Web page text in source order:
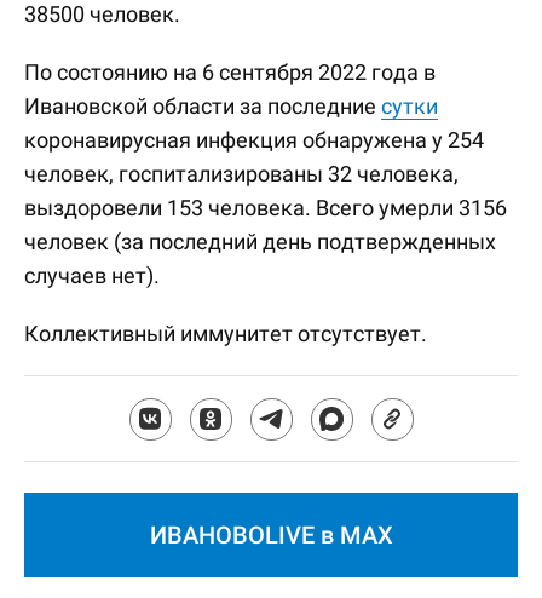
38500 человек.
По состоянию на 6 сентября 2022 года в
Ивановской области за последние сутки
коронавирусная инфекция обнаружена у 254
человек, госпитализированы 32 человека,
выздоровели 153 человека. Всего умерли 3156
человек (за последний день подтвержденных
случаев нет).
Коллективный иммунитет отсутствует.
ИВАНОВОLIVE в MAX